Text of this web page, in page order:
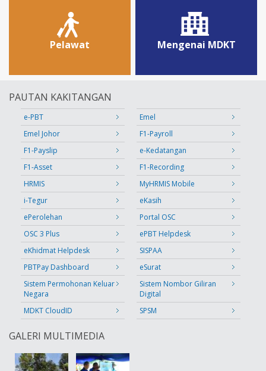
Pelawat Mengenai MDKT
PAUTAN KAKITANGAN
e-PBT
Emel
Emel Johor
F1-Payroll
F1-Payslip
e-Kedatangan
F1-Asset
F1-Recording
HRMIS
MyHRMIS Mobile
i-Tegur
eKasih
ePerolehan
Portal OSC
OSC 3 Plus
ePBT Helpdesk
eKhidmat Helpdesk
SISPAA
PBTPay Dashboard
eSurat
Sistem Permohonan Keluar
Negara
Sistem Nombor Giliran
Digital
MDKT CloudID
SPSM
GALERI MULTIMEDIA